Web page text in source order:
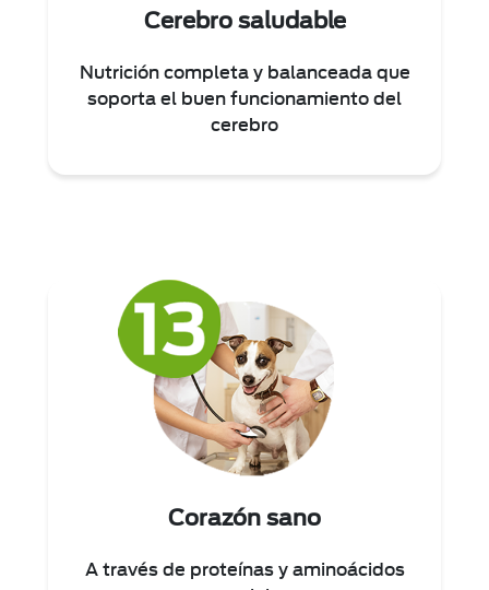
Cerebro saludable
Nutrición completa y balanceada que
soporta el buen funcionamiento del
cerebro
Corazón sano
A través de proteínas y aminoácidos